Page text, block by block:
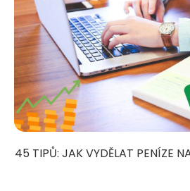
45 TIPŮ: JAK VYDĚLAT PENÍZE